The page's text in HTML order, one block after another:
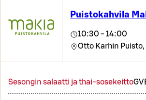
Puistokahvila
10:30 - 14:00
Otto Karhin Puisto,
Sesongin salaatti ja thai-sosekeittoG